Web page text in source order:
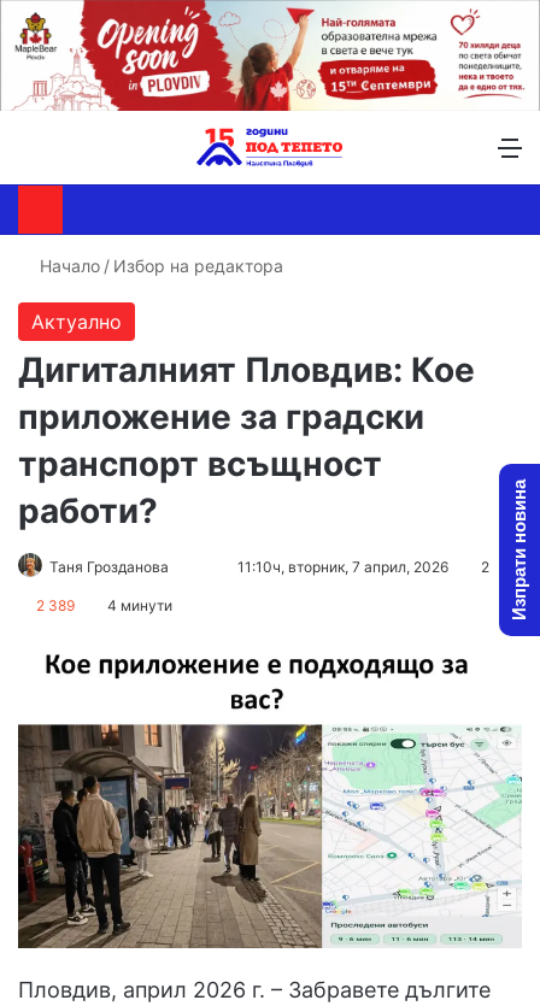
Начало / Избор на редактора
Актуално
Дигиталният Пловдив: Кое
приложение за градски
транспорт всъщност
работи?
Таня Грозданова
Send11:10ч, вторник, 7 април, 2026 2
2 389 4 минути
Пловдив, април 2026 г. – Забравете дългите
Изпрати новина